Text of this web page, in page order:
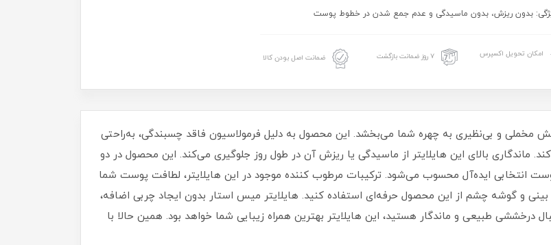
بدون ریزش، بدون ماسیدگی و عدم جمع شدن در خطوط پوست
امکان تحویل اکسپرس ۷ روز ضمانت بازگشت ضمانت اصل بودن کالا
مخملی و بی‌نظیری به چهره شما می‌بخشد. این محصول به دلیل فرمولاسیون فاقد چسبندگی، به‌راحتی
بالای این هایلایتر از ماسیدگی یا ریزش آن در طول روز جلوگیری می‌کند. این محصول در دو
پوست انتخابی ایده‌آل محسوب می‌شود. ترکیبات مرطوب‌ کننده موجود در این هایلایتر، لطافت پوست شما
و گوشه چشم از این محصول حرفه‌ای استفاده کنید. هایلایتر میس استار بدون ایجاد چربی اضافه،
طبیعی و ماندگار هستید، این هایلایتر بهترین همراه زیبایی شما خواهد بود. همین حالا با